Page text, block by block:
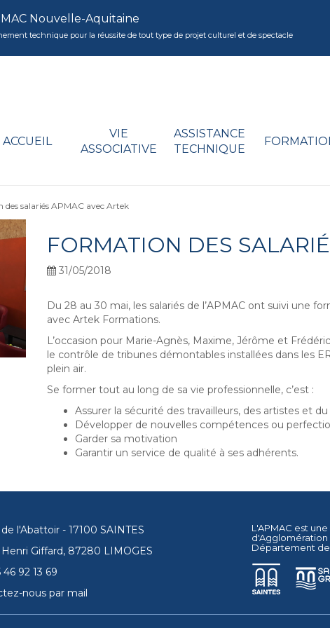
Nouvelle-Aquitaine
technique pour la réussite de tout type de projet culturel et de spectacle
ACCUEIL
VIE
ASSOCIATIVE
ASSISTANCE
TECHNIQUE
des salariés APMAC avec Artek
FORMATION DES
31/05/2018
Du 28 au 30 mai, les salariés de l’APMAC ont suivi une
avec Artek Formations.
L’occasion pour Marie-Agnès, Maxime, Jérôme et
le contrôle de tribunes démontables installées dans les
plein air.
Se former tout au long de sa vie professionnelle, c’est :
Assurer la sécurité des travailleurs, des artistes et
Développer de nouvelles compétences ou
Garder sa motivation
Garantir un service de qualité à ses adhérents.
de l'Abattoir - 17100 SAINTES
Giffard, 87280 LIMOGES
46 92 13 69
nous par mail
L'APMAC est
d'Agglomération
Département